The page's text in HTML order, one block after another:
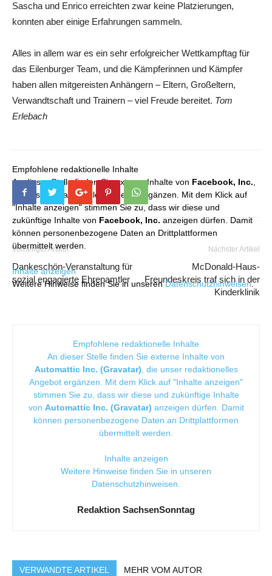
Sascha und Enrico erreichten zwar keine Platzierungen,
konnten aber einige Erfahrungen sammeln.
Alles in allem war es ein sehr erfolgreicher Wettkampftag für
das Eilenburger Team, und die Kämpferinnen und Kämpfer
haben allen mitgereisten Anhängern – Eltern, Großeltern,
Verwandtschaft und Trainern – viel Freude bereitet. Tom
Erlebach
Empfohlene redaktionelle Inhalte
An dieser Stelle finden Sie externe Inhalte von Facebook, Inc.,
die unser redaktionelles Angebot ergänzen. Mit dem Klick auf
"Inhalte anzeigen" stimmen Sie zu, dass wir diese und
zukünftige Inhalte von Facebook, Inc. anzeigen dürfen. Damit
können personenbezogene Daten an Drittplattformen
übermittelt werden.
Inhalte anzeigen
Weitere Hinweise finden Sie in unserenDatenschutzhinweisen.
Vorheriger Artikel
Dankeschön-Veranstaltung für
sozial engagierte Ehrenamtler
Nächster Artikel
McDonald-Haus-
Freundeskreis traf sich in der
Kinderklinik
Empfohlene redaktionelle Inhalte
An dieser Stelle finden Sie externe Inhalte von
Automattic Inc. (Gravatar), die unser redaktionelles
Angebot ergänzen. Mit dem Klick auf "Inhalte anzeigen"
stimmen Sie zu, dass wir diese und zukünftige Inhalte
von Automattic Inc. (Gravatar) anzeigen dürfen. Damit
können personenbezogene Daten an Drittplattformen
übermittelt werden.
Inhalte anzeigen
Weitere Hinweise finden Sie in unseren
Datenschutzhinweisen.
Redaktion SachsenSonntag
VERWANDTE ARTIKEL MEHR VOM AUTOR